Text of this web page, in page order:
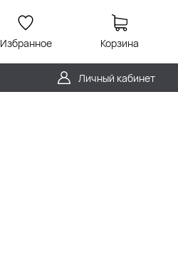
Избранное Корзина
Личный кабинет